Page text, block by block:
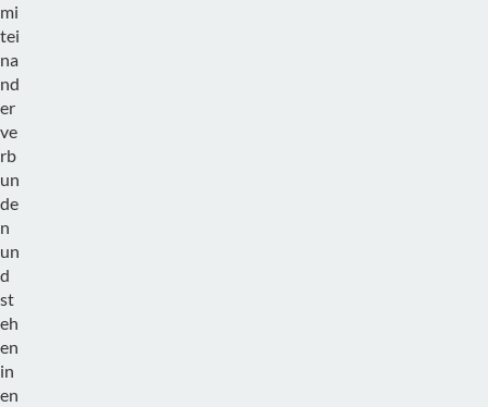
mi
tei
na
nd
er
ve
rb
un
de
n
un
d
st
eh
en
in
en